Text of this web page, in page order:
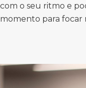
com o seu ritmo e
momento para focar